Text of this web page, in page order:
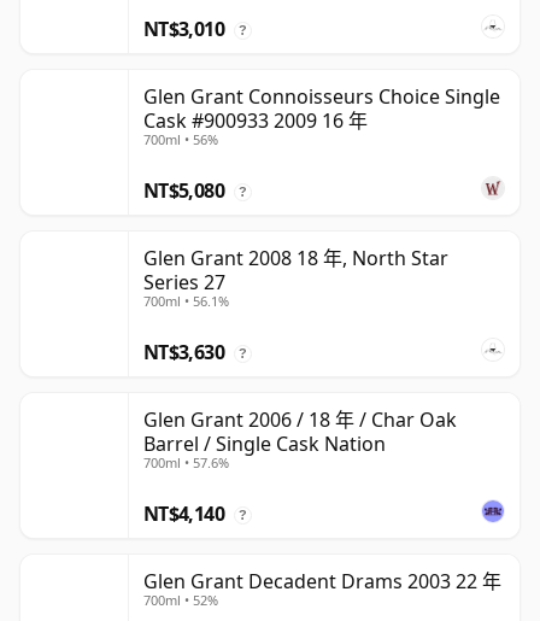
NT$3,010 ?
Glen Grant Connoisseurs Choice Single
Cask #900933 2009 16 年
700ml • 56%
NT$5,080 ?
Glen Grant 2008 18 年, North Star
Series 27
700ml • 56.1%
NT$3,630 ?
Glen Grant 2006 / 18 年 / Char Oak
Barrel / Single Cask Nation
700ml • 57.6%
NT$4,140 ?
Glen Grant Decadent Drams 2003 22 年
700ml • 52%